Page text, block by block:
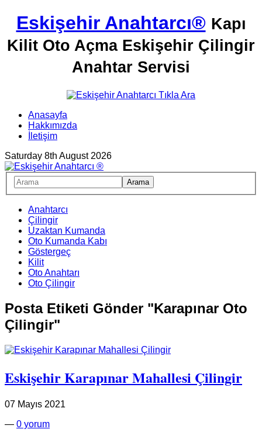
Eskişehir Anahtarcı® Kapı
Kilit Oto Açma Eskişehir Çilingir
Anahtar Servisi
Anasayfa
Hakkımızda
İletişim
Saturday 8th August 2026
Anahtarcı
Çilingir
Uzaktan Kumanda
Oto Kumanda Kabı
Göstergeç
Kilit
Oto Anahtarı
Oto Çilingir
Posta Etiketi Gönder "Karapınar Oto
Çilingir"
Eskişehir Karapınar Mahallesi Çilingir
07 Mayıs 2021
— 0 yorum